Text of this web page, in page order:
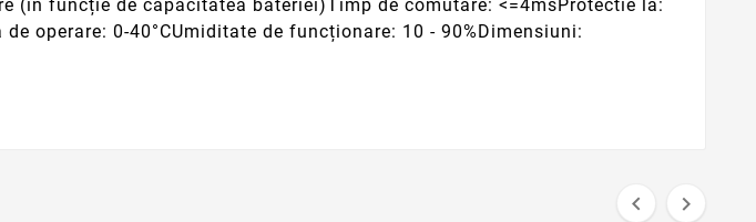
(în funcție de capacitatea bateriei)Timp de comutare: <=4msProtectie la:
operare: 0-40°CUmiditate de funcționare: 10 - 90%Dimensiuni:
 